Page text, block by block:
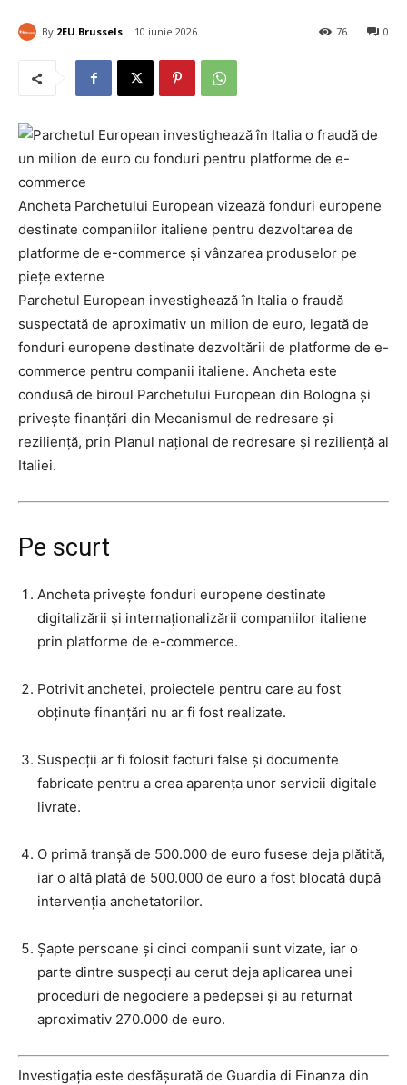
By 2EU.Brussels 10 iunie 2026 0
76
Ancheta Parchetului European vizează fonduri europene
destinate companiilor italiene pentru dezvoltarea de
platforme de e-commerce și vânzarea produselor pe
piețe externe
Parchetul European investighează în Italia o fraudă
suspectată de aproximativ un milion de euro, legată de
fonduri europene destinate dezvoltării de platforme de e-
commerce pentru companii italiene. Ancheta este
condusă de biroul Parchetului European din Bologna și
privește finanțări din Mecanismul de redresare și
reziliență, prin Planul național de redresare și reziliență al
Italiei.
Pe scurt
Ancheta privește fonduri europene destinate
digitalizării și internaționalizării companiilor italiene
prin platforme de e-commerce.
Potrivit anchetei, proiectele pentru care au fost
obținute finanțări nu ar fi fost realizate.
Suspecții ar fi folosit facturi false și documente
fabricate pentru a crea aparența unor servicii digitale
livrate.
O primă tranșă de 500.000 de euro fusese deja plătită,
iar o altă plată de 500.000 de euro a fost blocată după
intervenția anchetatorilor.
Șapte persoane și cinci companii sunt vizate, iar o
parte dintre suspecți au cerut deja aplicarea unei
proceduri de negociere a pedepsei și au returnat
aproximativ 270.000 de euro.
Investigația este desfășurată de Guardia di Finanza din